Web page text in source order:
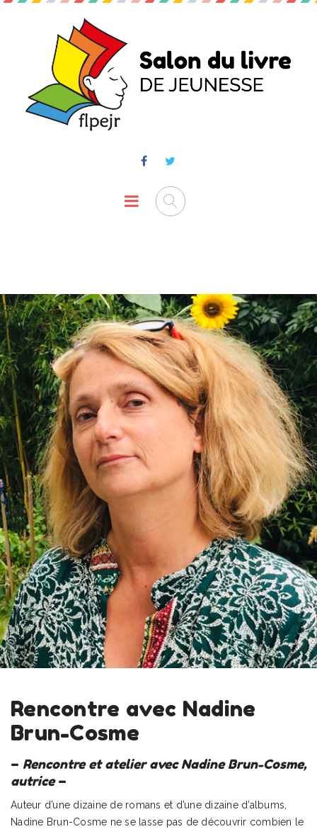
Rencontre avec Nadine
Brun-Cosme
– Rencontre et atelier avec Nadine Brun-Cosme,
autrice–
Auteur d’une dizaine de romans et d’une dizaine d’albums,
Nadine Brun-Cosme ne se lasse pas de découvrir combien le